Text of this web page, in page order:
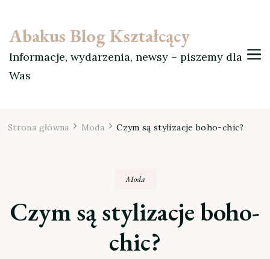
Abakus Blog Kształcący
Informacje, wydarzenia, newsy – piszemy dla
Was
Strona główna Moda Czym są stylizacje boho-chic?
Moda
Czym są stylizacje boho-
chic?